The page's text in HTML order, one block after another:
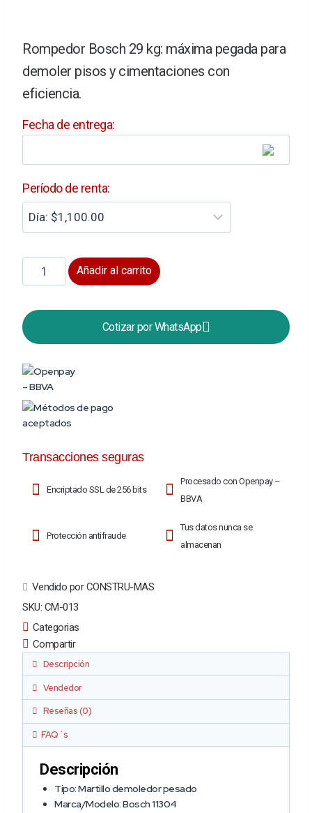
Rompedor Bosch 29 kg: máxima pegada para
demoler pisos y cimentaciones con
eficiencia.
Fecha de entrega:
Período de renta:
Añadir al carrito
Cotizar por WhatsApp
Transacciones seguras
Encriptado SSL de 256 bits
Procesado con Openpay –
BBVA
Protección antifraude
Tus datos nunca se
almacenan
Vendido por CONSTRU-MAS
SKU: CM-013
Categorias
Compartir
Descripción
Vendedor
Reseñas (0)
FAQ´s
Descripción
Tipo:Martillo demoledor pesado
Marca/Modelo:Bosch 11304